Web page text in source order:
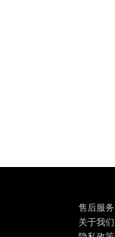
售后服务
关于我们